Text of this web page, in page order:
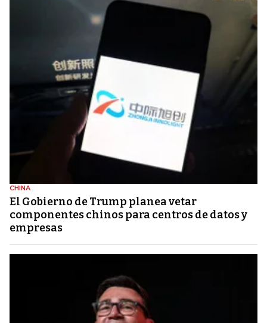
CHINA
El Gobierno de Trump planea vetar
componentes chinos para centros de datos y
empresas